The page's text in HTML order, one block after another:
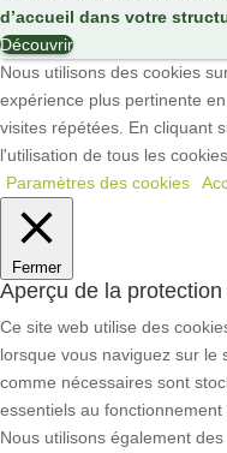
d’accueil dans votre
Découvrir
Nous utilisons des cookies
expérience plus pertinente
visites répétées. En cliquant
l'utilisation de tous les cookies.
Paramètres des cookies
Fermer
Aperçu de la
Ce site web utilise des
lorsque vous naviguez sur le
comme nécessaires sont
essentiels au
Nous utilisons également